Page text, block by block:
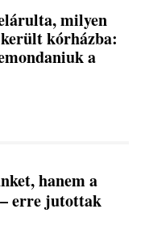
milyen
kórházba:
a
hanem a
erre jutottak